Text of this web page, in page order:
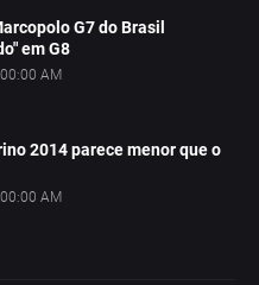
G7 do Brasil
em G8
AM
2014 parece menor que o
AM